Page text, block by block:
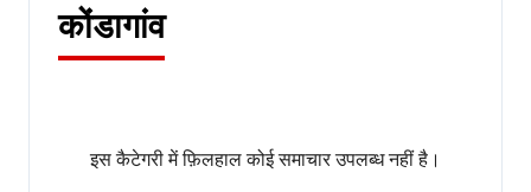
कोंडागांव
इस कैटेगरी में फ़िलहाल कोई समाचार उपलब्ध नहीं है।